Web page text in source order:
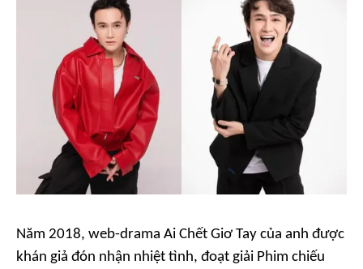
Năm 2018, web-drama Ai Chết Giơ Tay của anh được
khán giả đón nhận nhiệt tình, đoạt giải Phim chiếu